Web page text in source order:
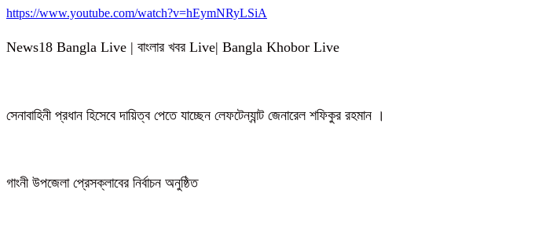
https://www.youtube.com/watch?v=hEymNRyLSiA
News18 Bangla Live | বাংলার খবর Live| Bangla Khobor Live
সেনাবাহিনী প্রধান হিসেবে দায়িত্ব পেতে যাচ্ছেন লেফটেন্যান্ট জেনারেল শফিকুর রহমান ।
গাংনী উপজেলা প্রেসক্লাবের নির্বাচন অনুষ্ঠিত